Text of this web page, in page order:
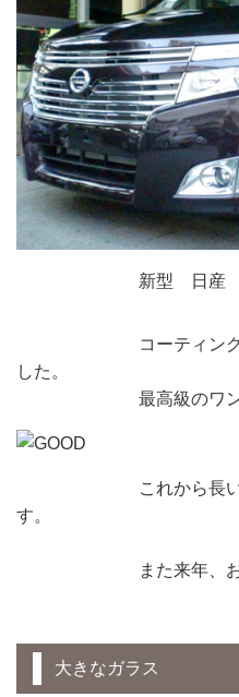
新型 日産 エル
コーティング施工
した。
最高級のワンボッ
これから長いお付
す。
また来年、お待ち
大きなガラス